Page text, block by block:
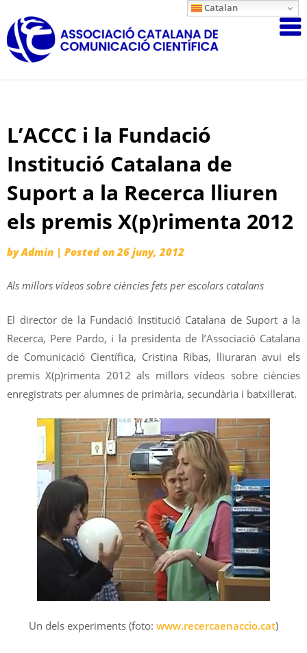
to
content
Associació
L’ACCC i la Fundació
Institució Catalana de
Suport a la Recerca lliuren
els premis X(p)rimenta 2012
byAdmin | Posted on 26 juny, 2012
Als millors vídeos sobre ciències fets per escolars catalans
El director de la Fundació Institució Catalana de Suport a la
Recerca, Pere Pardo, i la presidenta de l’Associació Catalana
de Comunicació Científica, Cristina Ribas, lliuraran avui els
premis X(p)rimenta 2012 als millors vídeos sobre ciències
enregistrats per alumnes de primària, secundària i batxillerat.
Un dels experiments (foto: www.recercaenaccio.cat)
Catalan